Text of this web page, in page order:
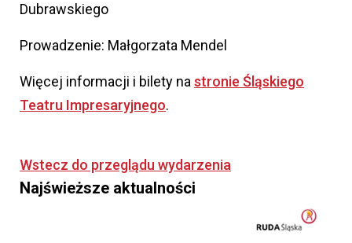
Dubrawskiego
Prowadzenie: Małgorzata Mendel
Więcej informacji i bilety na stronie Śląskiego
Teatru Impresaryjnego.
Wstecz do przeglądu wydarzenia
Najświeższe aktualności